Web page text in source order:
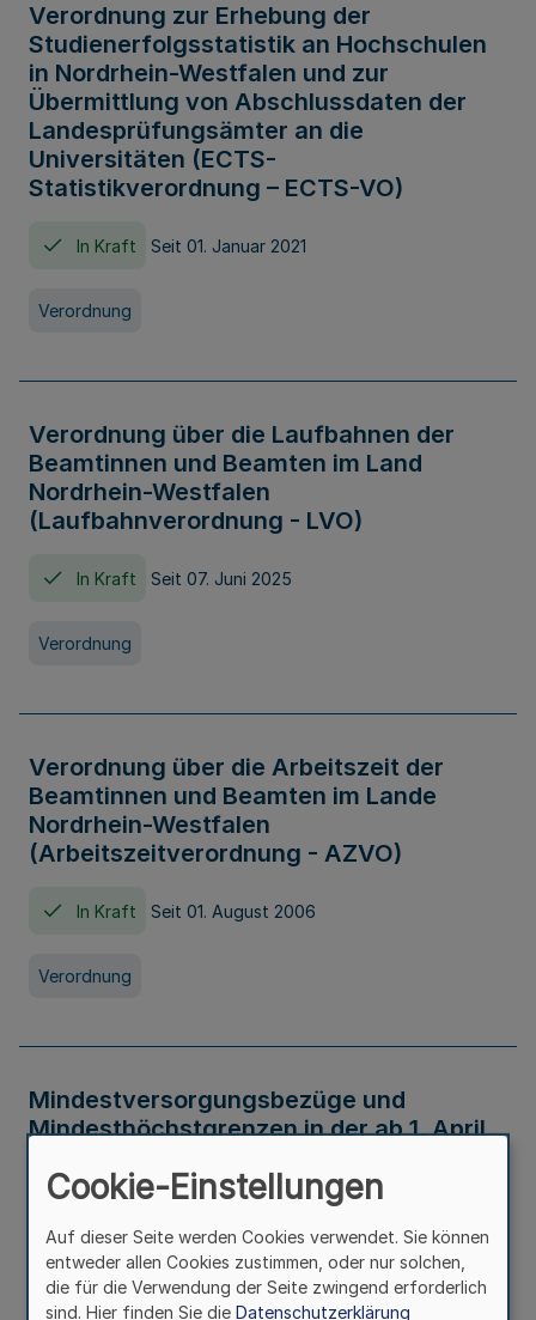
Verordnung zur Erhebung der
Studienerfolgsstatistik an Hochschulen
in Nordrhein-Westfalen und zur
Übermittlung von Abschlussdaten der
Landesprüfungsämter an die
Universitäten (ECTS-
Statistikverordnung – ECTS-VO)
In Kraft Seit 01. Januar 2021
Verordnung
Verordnung über die Laufbahnen der
Beamtinnen und Beamten im Land
Nordrhein-Westfalen
(Laufbahnverordnung - LVO)
In Kraft Seit 07. Juni 2025
Verordnung
Verordnung über die Arbeitszeit der
Beamtinnen und Beamten im Lande
Nordrhein-Westfalen
(Arbeitszeitverordnung - AZVO)
In Kraft Seit 01. August 2006
Verordnung
Mindestversorgungsbezüge und
Mindesthöchstgrenzen in der ab 1. April
Verwaltungsvorschrift
Cookie-Einstellungen
Auf dieser Seite werden Cookies verwendet. Sie können
entweder allen Cookies zustimmen, oder nur solchen,
die für die Verwendung der Seite zwingend erforderlich
sind. Hier finden Sie die Datenschutzerklärung